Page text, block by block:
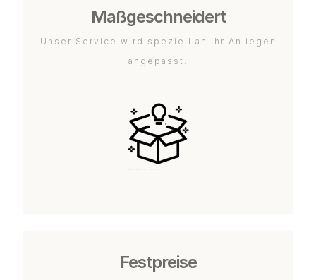
Maßgeschneidert
Unser Service wird speziell an Ihr Anliegen
angepasst.
Festpreise